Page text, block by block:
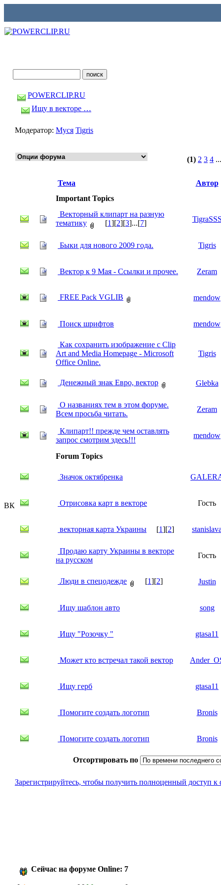
ВК
POWERCLIP.RU
Ищу в векторе …
Модератор: Муся Tigris
(1) 2 3 4
Тема
Автор
Important Topics
Векторный клипарт на разную
тематику
[1][2][3]...[7]
Быки для нового 2009 года. Tigris
Вектор к 9 Мая - Ссылки и прочее. Zeram
FREE Pack VGLIB mendow
Поиск шрифтов mendow
Как сохранить изображение с Clip
Art and Media Homepage - Microsoft
Office Online.
Tigris
Денежный знак Евро, вектор Glebka
О названиях тем в этом форуме.
Всем просьба читать.
Zeram
Клипарт!! прежде чем оставлять
запрос смотрим здесь!!!
mendow
Forum Topics
Значок октябренка
Отрисовка карт в векторе Гость
векторная карта Украины [1][2]
Продаю карту Украины в векторе
на русском
Гость
Люди в спецодежде [1][2] Justin
Ищу шаблон авто song
Ищу "Розочку " gtasa11
Может кто встречал такой вектор
Ищу герб gtasa11
Помогите создать логотип Bronis
Помогите создать логотип Bronis
Отсортировать по
Зарегистрируйтесь, чтобы получить полноценный доступ
Сейчас на форуме Online: 7